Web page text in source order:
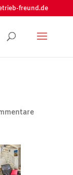
freund.de